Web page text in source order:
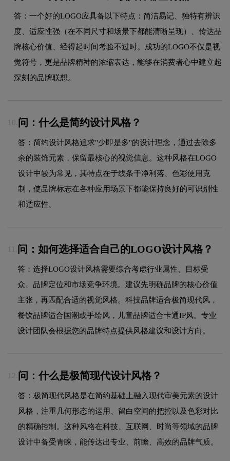
答：一个好的LOGO应具备以下特点：简洁易记、独特有辨识
度、适应性强（在不同尺寸和场景下都能清晰呈现）、传达品
牌核心价值、经得起时间考验不过时。成功的LOGO不仅是视
觉符号，更是品牌精神的浓缩表达，能够在消费者心中建立起
深刻的品牌联想。
10. 问：什么是简约设计风格？
答：简约设计风格追求"少即是多"的设计理念，通过去除多
余的装饰元素，保留最核心的视觉信息。这种风格在LOGO
设计中较为常见，其特点在于线条干净利落、色彩使用克
制，使品牌标志在各种应用场景下都能保持良好的可识别性
和适应性。
问：如何选择适合自己的LOGO设计风格？
答：选择LOGO设计风格需要综合考虑行业属性、目标受
众、品牌定位和市场竞争环境。建议先明确品牌的核心价值
主张，再匹配合适的视觉风格。科技品牌适合极简现代风，
餐饮品牌适合国潮或手绘风，儿童品牌适合卡通IP风。专业
设计团队会根据您的品牌特点提供风格建议和设计方向。
12. 问：什么是极简现代设计风格？
答：极简现代风格是在简约基础上融入现代审美元素的设计
风格，注重几何形态的运用、留白空间的把控以及色彩对比
的精确控制。这种风格在科技、互联网、时尚等领域的品牌
设计中备受青睐，能传达出专业、前瞻、高效的品牌气质。